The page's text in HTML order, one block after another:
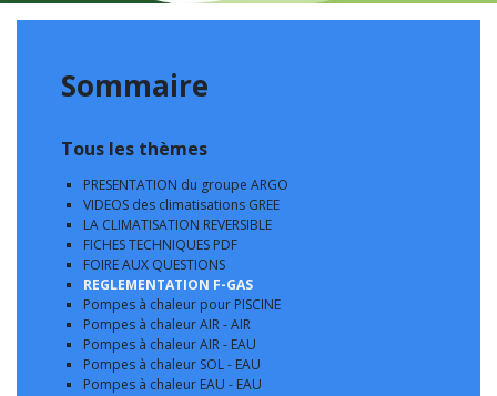
Sommaire
Tous les thèmes
PRESENTATION du groupe ARGO
VIDEOS des climatisations GREE
LA CLIMATISATION REVERSIBLE
FICHES TECHNIQUES PDF
FOIRE AUX QUESTIONS
REGLEMENTATION F-GAS
Pompes à chaleur pour PISCINE
Pompes à chaleur AIR - AIR
Pompes à chaleur AIR - EAU
Pompes à chaleur SOL - EAU
Pompes à chaleur EAU - EAU